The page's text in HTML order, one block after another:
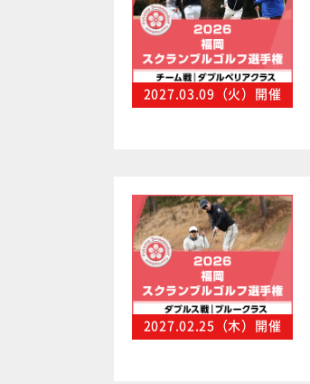
2027.03.09（火）開催
2027.02.25（木）開催